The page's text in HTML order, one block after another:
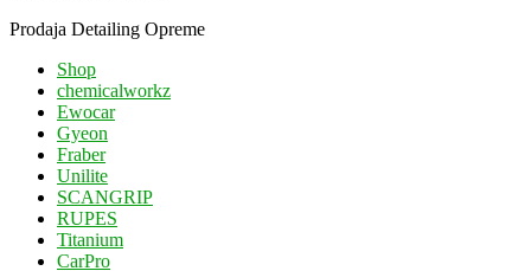
Prodaja Detailing Opreme
Shop
chemicalworkz
Ewocar
Gyeon
Fraber
Unilite
SCANGRIP
RUPES
Titanium
CarPro